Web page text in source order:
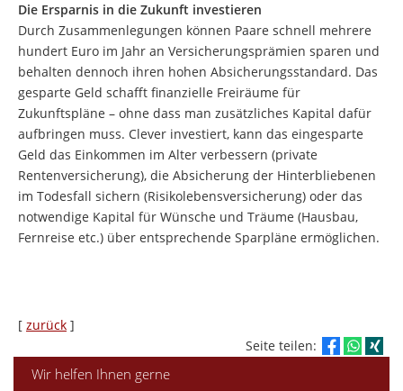
Die Ersparnis in die Zukunft investieren
Durch Zusammenlegungen können Paare schnell mehrere
hundert Euro im Jahr an Versicherungsprämien sparen und
behalten dennoch ihren hohen Absicherungsstandard. Das
gesparte Geld schafft finanzielle Freiräume für
Zukunftspläne – ohne dass man zusätzliches Kapital dafür
aufbringen muss. Clever investiert, kann das eingesparte
Geld das Einkommen im Alter verbessern (private
Rentenversicherung), die Absicherung der Hinterbliebenen
im Todesfall sichern (Risikolebensversicherung) oder das
notwendige Kapital für Wünsche und Träume (Hausbau,
Fernreise etc.) über entsprechende Sparpläne ermöglichen.
[ zurück ]
Seite teilen:
Wir helfen Ihnen gerne